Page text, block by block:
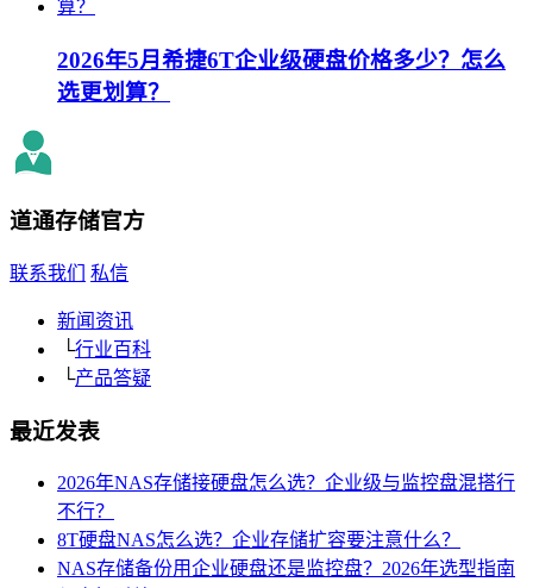
2026年5月希捷6T企业级硬盘价格多少？怎么
选更划算？
道通存储官方
联系我们 私信
新闻资讯
└行业百科
└产品答疑
最近发表
2026年NAS存储接硬盘怎么选？企业级与监控盘混搭行
不行？
8T硬盘NAS怎么选？企业存储扩容要注意什么？
NAS存储备份用企业硬盘还是监控盘？2026年选型指南